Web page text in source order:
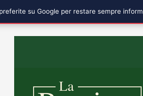
su Google per restare sempre